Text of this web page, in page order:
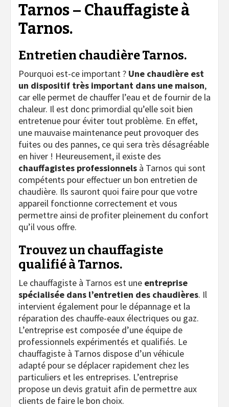
Tarnos – Chauffagiste à
Tarnos.
Entretien chaudière Tarnos.
Pourquoi est-ce important ? Une chaudière est
un dispositif très important dans une maison,
car elle permet de chauffer l’eau et de fournir de la
chaleur. Il est donc primordial qu’elle soit bien
entretenue pour éviter tout problème. En effet,
une mauvaise maintenance peut provoquer des
fuites ou des pannes, ce qui sera très désagréable
en hiver ! Heureusement, il existe des
chauffagistes professionnels à Tarnos qui sont
compétents pour effectuer un bon entretien de
chaudière. Ils sauront quoi faire pour que votre
appareil fonctionne correctement et vous
permettre ainsi de profiter pleinement du confort
qu’il vous offre.
Trouvez un chauffagiste
qualifié à Tarnos.
Le chauffagiste à Tarnos est une entreprise
spécialisée dans l’entretien des chaudières. Il
intervient également pour le dépannage et la
réparation des chauffe-eaux électriques ou gaz.
L’entreprise est composée d’une équipe de
professionnels expérimentés et qualifiés. Le
chauffagiste à Tarnos dispose d’un véhicule
adapté pour se déplacer rapidement chez les
particuliers et les entreprises. L’entreprise
propose un devis gratuit afin de permettre aux
clients de faire le bon choix.